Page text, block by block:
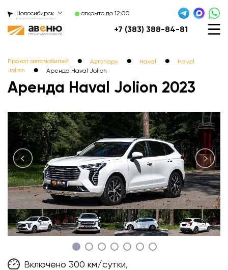
Новосибирск открыто до 12:00
+7 (383) 388-84-81
Прокат автомобилей ● Автопарк ● Haval ●
Haval
Jolion
● Аренда Haval Jolionㅤㅤㅤㅤㅤㅤㅤㅤ
Аренда Haval Jolion 2023
Включено 300 км/сутки,